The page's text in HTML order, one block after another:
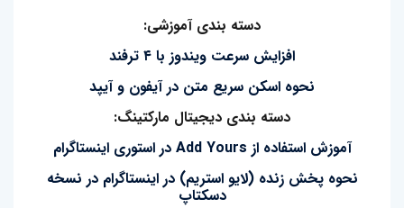
دسته بندی آموزشی:
افزایش سرعت ویندوز با ۴ ترفند
نحوه اسکن سریع متن در آیفون و آیپد
دسته بندی دیجیتال مارکتینگ:
آموزش استفاده از Add Yours در استوری اینستاگرام
نحوه پخش زنده (لایو استریم) در اینستاگرام در نسخه
دسکتاپ